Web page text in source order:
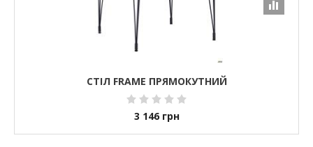
СТІЛ FRAME ПРЯМОКУТНИЙ
3 146 грн